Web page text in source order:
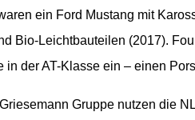
ein Ford Mustang mit
Bio-Leichtbauteilen (2017).
in der AT-Klasse ein – einen
Gruppe nutzen die